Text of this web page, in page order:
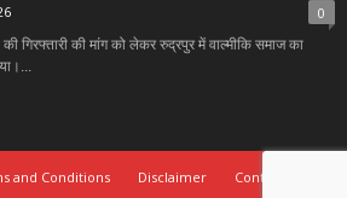
0
गिरफ्तारी की मांग को लेकर रुद्रपुर में वाल्मीकि समाज का
and Conditions Disclaimer Contact Us